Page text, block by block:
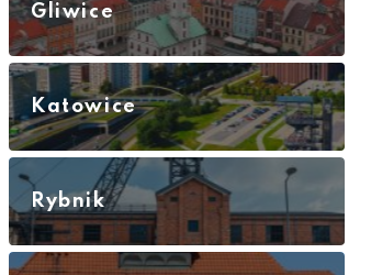
Gliwice
Katowice
Rybnik